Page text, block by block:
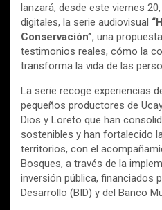
lanzará, desde este viernes
digitales, la serie audiovisual
Conservación”, una
testimonios reales, cómo la
transforma la vida de las
La serie recoge experiencias
pequeños productores de
Dios y Loreto que han
sostenibles y han fortalecido
territorios, con el
Bosques, a través de la
inversión pública, financiados
Desarrollo (BID) y del Banco